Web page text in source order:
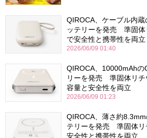
QIROCA、ケーブル内
ッテリーを発売 準固体
で安全性と携帯性を両立
2026/06/09 01:40
QIROCA、10000mAhの
リーを発売 準固体リチ
容量と安全性を両立
2026/06/09 01:23
QIROCA、薄さ約
テリーを発売 準固体リ
安全性と携帯性を両立